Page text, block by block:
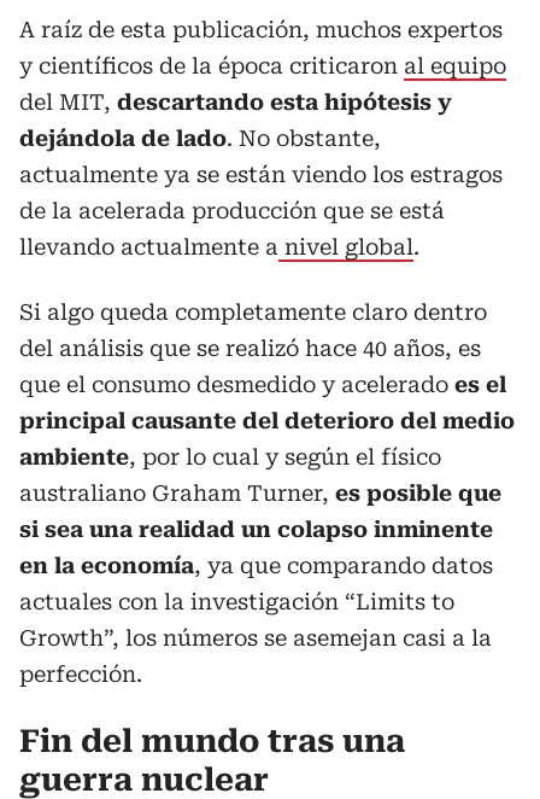
A raíz de esta publicación, muchos expertos
y científicos de la época criticaron al equipo
del MIT, descartando esta hipótesis y
dejándola de lado. No obstante,
actualmente ya se están viendo los estragos
de la acelerada producción que se está
llevando actualmente a nivel global.
Si algo queda completamente claro dentro
del análisis que se realizó hace 40 años, es
que el consumo desmedido y acelerado es el
principal causante del deterioro del medio
ambiente, por lo cual y según el físico
australiano Graham Turner, es posible que
si sea una realidad un colapso inminente
en la economía, ya que comparando datos
actuales con la investigación “Limits to
Growth”, los números se asemejan casi a la
perfección.
Fin del mundo tras una
guerra nuclear